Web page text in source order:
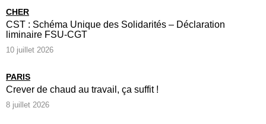
CHER
CST : Schéma Unique des Solidarités – Déclaration
liminaire FSU-CGT
10 juillet 2026
PARIS
Crever de chaud au travail, ça suffit !
8 juillet 2026